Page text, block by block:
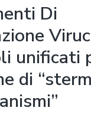
Di
unificati
di